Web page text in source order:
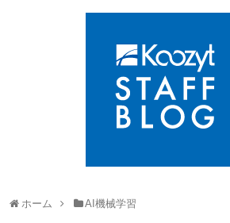
ホーム AI機械学習